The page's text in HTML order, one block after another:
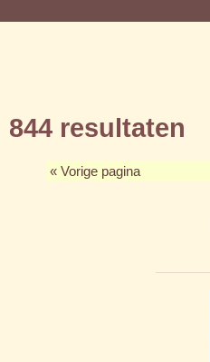
844 resultaten
« Vorige pagina